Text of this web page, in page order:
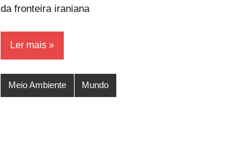
da fronteira iraniana
Ler mais
Meio Ambiente Mundo